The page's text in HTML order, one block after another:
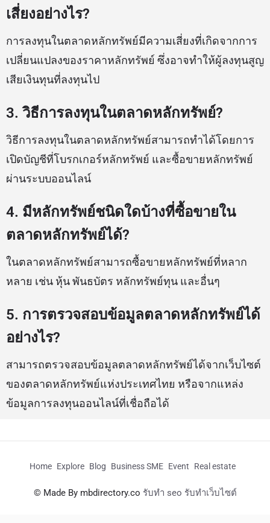
เสี่ยงอย่างไร?
การลงทุนในตลาดหลักทรัพย์มีความเสี่ยงที่เกิดจากการ
เปลี่ยนแปลงของราคาหลักทรัพย์ ซึ่งอาจทำให้ผู้ลงทุนสูญ
เสียเงินทุนที่ลงทุนไป
3. วิธีการลงทุนในตลาดหลักทรัพย์?
วิธีการลงทุนในตลาดหลักทรัพย์สามารถทำได้โดยการ
เปิดบัญชีที่โบรกเกอร์หลักทรัพย์ และซื้อขายหลักทรัพย์
ผ่านระบบออนไลน์
4. มีหลักทรัพย์ชนิดใดบ้างที่ซื้อขายใน
ตลาดหลักทรัพย์ได้?
ในตลาดหลักทรัพย์สามารถซื้อขายหลักทรัพย์ที่หลาก
หลาย เช่น หุ้น พันธบัตร หลักทรัพย์ทุน และอื่นๆ
5. การตรวจสอบข้อมูลตลาดหลักทรัพย์ได้
อย่างไร?
สามารถตรวจสอบข้อมูลตลาดหลักทรัพย์ได้จากเว็บไซต์
ของตลาดหลักทรัพย์แห่งประเทศไทย หรือจากแหล่ง
ข้อมูลการลงทุนออนไลน์ที่เชื่อถือได้
Home Explore Blog Business SME Event Real estate
© Made By mbdirectory.co รับทำ seo รับทำเว็บไซต์